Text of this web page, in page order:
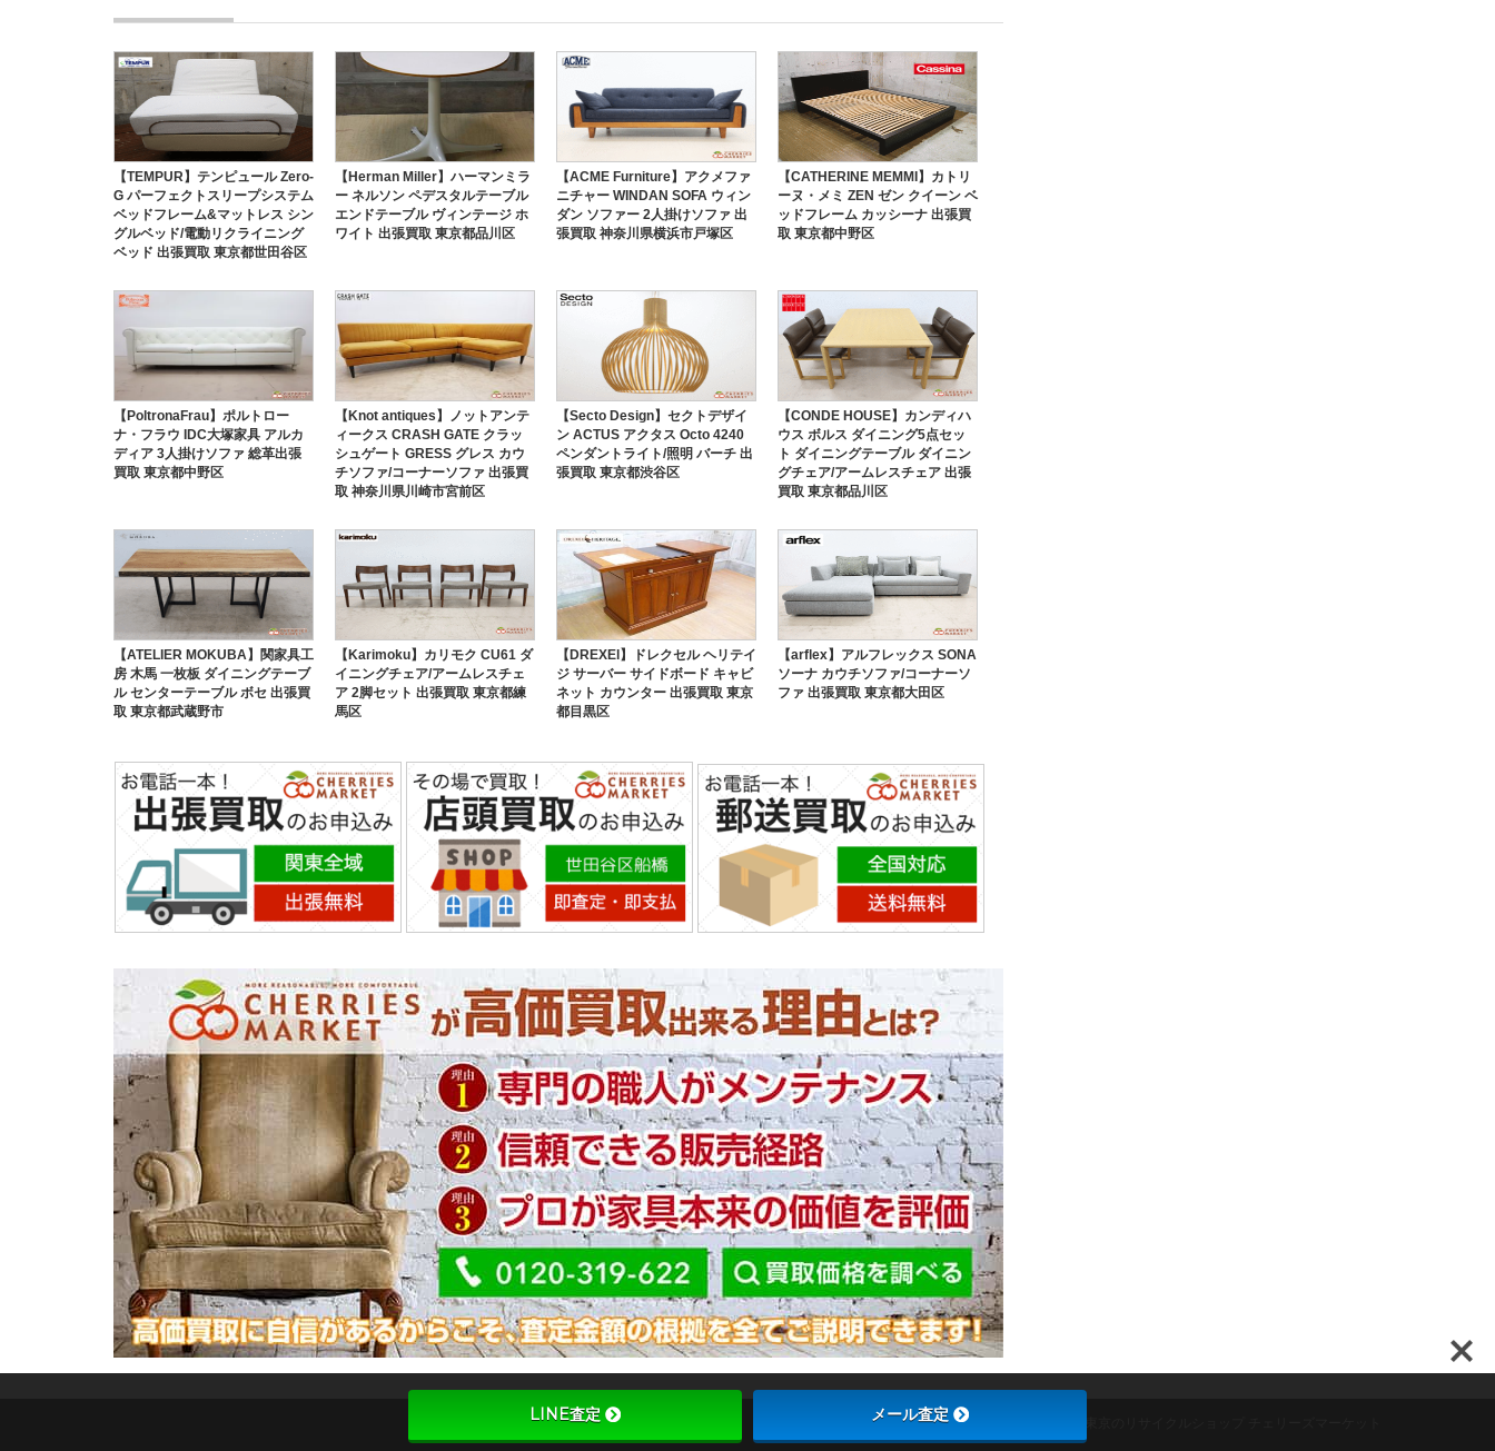
【TEMPUR】テンピュール Zero-
G パーフェクトスリープシステム
ベッドフレーム&マットレス シン
グルベッド/電動リクライニング
ベッド 出張買取 東京都世田谷区
【Herman Miller】ハーマンミラ
ー ネルソン ペデスタルテーブル
エンドテーブル ヴィンテージ ホ
ワイト 出張買取 東京都品川区
【ACME Furniture】アクメファ
ニチャー WINDAN SOFA ウィン
ダン ソファー 2人掛けソファ 出
張買取 神奈川県横浜市戸塚区
【CATHERINE MEMMI】カトリ
ーヌ・メミ ZEN ゼン クイーン ベ
ッドフレーム カッシーナ 出張買
取 東京都中野区
【PoltronaFrau】ポルトロー
ナ・フラウ IDC大塚家具 アルカ
ディア 3人掛けソファ 総革出張
買取 東京都中野区
【Knot antiques】ノットアンテ
ィークス CRASH GATE クラッ
シュゲート GRESS グレス カウ
チソファ/コーナーソファ 出張買
取 神奈川県川崎市宮前区
【Secto Design】セクトデザイ
ン ACTUS アクタス Octo 4240
ペンダントライト/照明 バーチ 出
張買取 東京都渋谷区
【CONDE HOUSE】カンディハ
ウス ボルス ダイニング5点セッ
ト ダイニングテーブル ダイニン
グチェア/アームレスチェア 出張
買取 東京都品川区
【ATELIER MOKUBA】関家具工
房 木馬 一枚板 ダイニングテーブ
ル センターテーブル ボセ 出張買
取 東京都武蔵野市
【Karimoku】カリモク CU61 ダ
イニングチェア/アームレスチェ
ア 2脚セット 出張買取 東京都練
馬区
【DREXEl】ドレクセル ヘリテイ
ジ サーバー サイドボード キャビ
ネット カウンター 出張買取 東京
都目黒区
【arflex】アルフレックス SONA
ソーナ カウチソファ/コーナーソ
ファ 出張買取 東京都大田区
Copyright ©ブランド家具買取は東京のリサイクルショップ チェリーズマーケット
LINE査定 メール査定